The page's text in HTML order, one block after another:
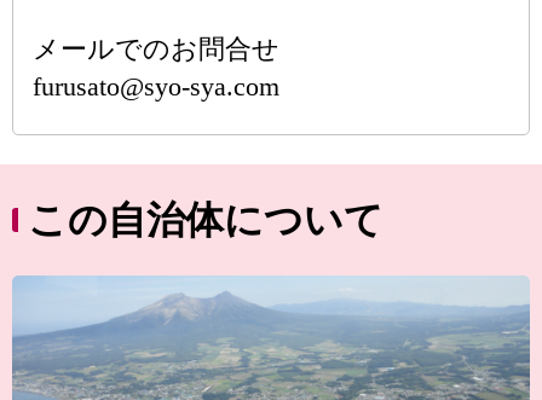
メールでのお問合せ
furusato@syo-sya.com
この自治体について